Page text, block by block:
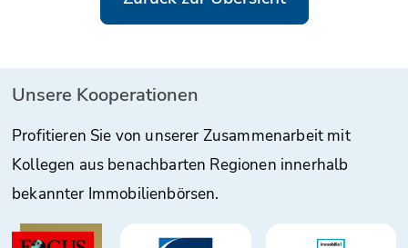
Unsere Kooperationen
Profitieren Sie von unserer Zusammenarbeit mit
Kollegen aus benachbarten Regionen innerhalb
bekannter Immobilienbörsen.